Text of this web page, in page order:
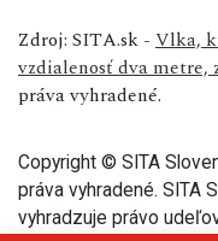
Zdroj: SITA.sk - Vlka,
vzdialenosť dva metre,
práva vyhradené.
Copyright © SITA
práva vyhradené. SITA
vyhradzuje právo